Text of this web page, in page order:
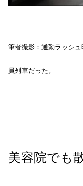
筆者撮影：通勤ラッシ
員列車だった。
美容院でも